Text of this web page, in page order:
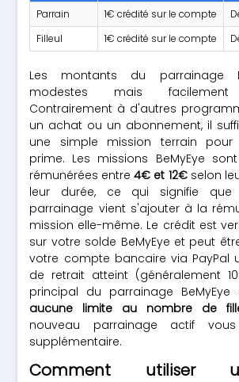
Parrain
1€ crédité sur le compte
Filleul
1€ crédité sur le compte
Les montants du parrainage
modestes mais facilement
Contrairement à d'autres
un achat ou un abonnement, il
une simple mission terrain pour
prime. Les missions BeMyEye
rémunérées entre4€ et 12€selon
leur durée, ce qui signifie
parrainage vient s'ajouter à la
mission elle-même. Le crédit est
sur votre solde BeMyEye et peut
votre compte bancaire via PayPal
de retrait atteint (généralement
principal du parrainage
aucune limite au nombre de
nouveau parrainage actif
supplémentaire.
Comment utiliser